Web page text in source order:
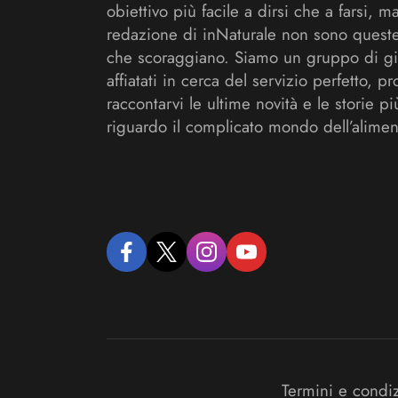
obiettivo più facile a dirsi che a farsi,
redazione di inNaturale non sono
che scoraggiano. Siamo un gruppo di
affiatati in cerca del servizio perfetto,
raccontarvi le ultime novità e le storie
riguardo il complicato mondo
facebooktwitter instagramyoutube
Termini e